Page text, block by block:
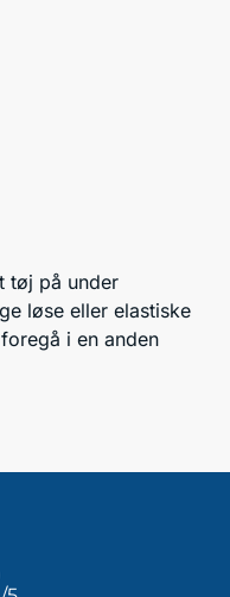
tøj på under
løse eller elastiske
i en anden